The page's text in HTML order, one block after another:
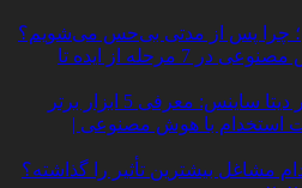
چرا پس از مدتی بی‌حس می‌شویم؟
ساخت چت‌ بات با هوش مصنوعی در 7 مرحله از ایده تا
معرفی 5 ابزار برتر
استخدام با هوش مصنوعی |
بیشترین تأثیر را گذاشته؟